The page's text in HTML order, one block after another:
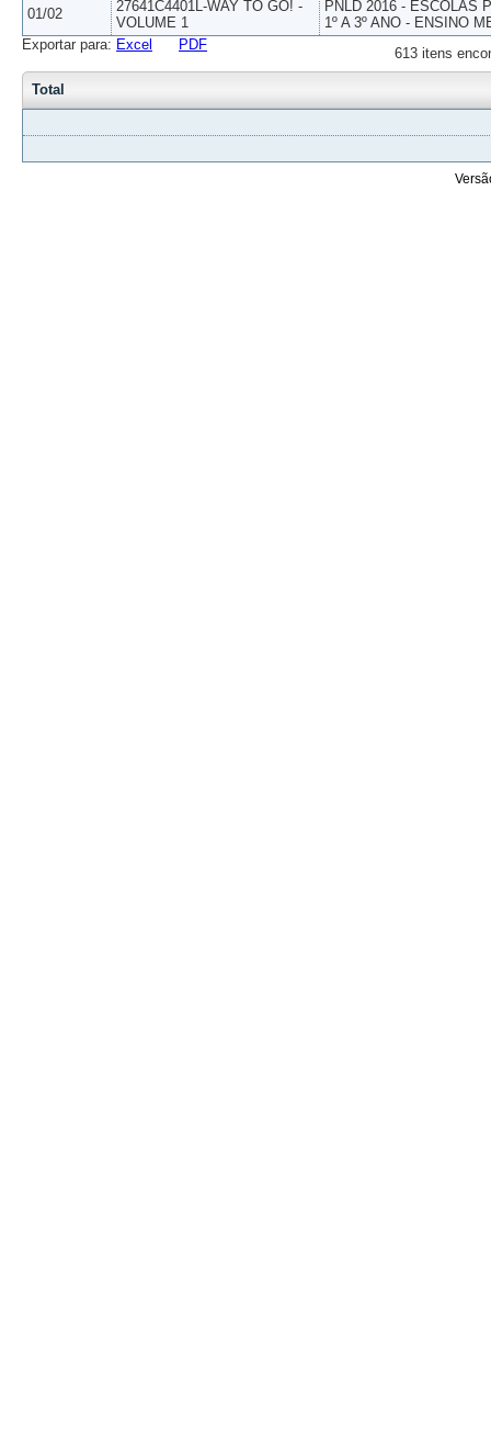
01/02
27641C4401L-WAY TO GO! -
VOLUME 1
PNLD 2016 - ESCOLAS
1º A 3º ANO - ENSINO
613 itens
Exportar para: Excel PDF
Total